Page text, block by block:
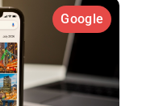
Google